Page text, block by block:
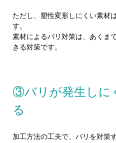
ただし、塑性変形しにくい素材
す。
素材によるバリ対策は、あくま
きる対策です。
③バリが発生しに
る
加工方法の工夫で、バリを対策